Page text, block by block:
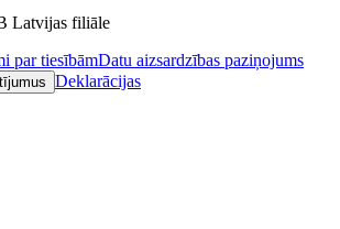
Latvijas filiāle
par tiesībāmDatu aizsardzības paziņojums
Deklarācijas